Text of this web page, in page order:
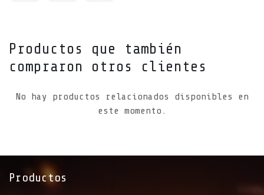
Productos que también
compraron otros clientes
No hay productos relacionados disponibles en
este momento.
Productos